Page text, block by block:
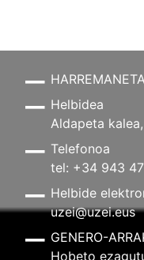
Helbidea
Aldapeta
Telefonoa
tel: +34 943
Helbide
uzei@uzei.eus
GENERO-
Hobeto